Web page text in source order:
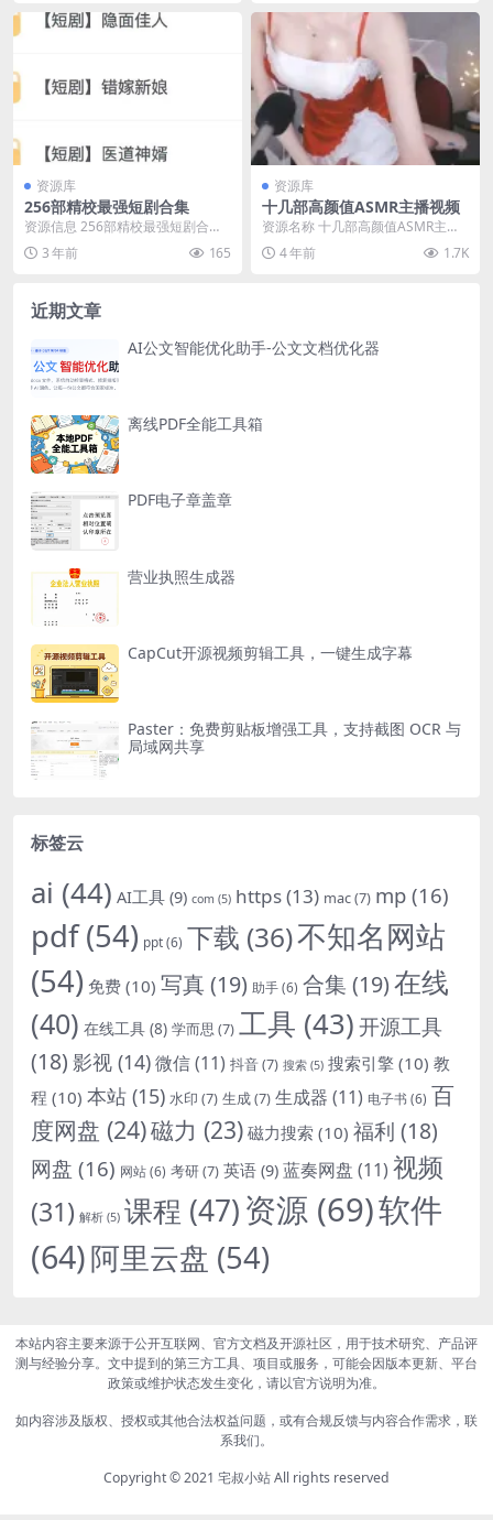
资源库
256部精校最强短剧合集
资源信息 256部精校最强短剧合集 ,
总计1TB ,一次性看个爽，夸克网盘
资源下...
3 年前 165
资源库
十几部高颜值ASMR主播视频
资源名称 十几部高颜值ASMR主播
视频 资源链接 阿里云盘
4 年前 1.7K
近期文章
AI公文智能优化助手-公文文档优化器
离线PDF全能工具箱
PDF电子章盖章
营业执照生成器
CapCut开源视频剪辑工具，一键生成字幕
Paster：免费剪贴板增强工具，支持截图 OCR 与
局域网共享
标签云
ai (44) AI工具 (9) com (5) https(13) mac(7) mp (16)
pdf(54) ppt(6) 下载 (36)不知名网站
(54) 免费 (10) 写真 (19) 助手(6) 合集 (19)在线
(40) 在线工具 (8) 学而思 (7) 工具 (43)开源工具
(18) 影视 (14)微信(11) 抖音(7) 搜索 (5) 搜索引擎 (10) 教
程 (10) 本站 (15) 水印 (7) 生成(7) 生成器 (11) 电子书(6) 百
度网盘 (24)磁力 (23) 磁力搜索 (10) 福利 (18)
网盘 (16) 网站(6) 考研(7) 英语 (9) 蓝奏网盘 (11) 视频
(31) 解析 (5) 课程 (47)资源 (69)软件
(64)阿里云盘 (54)
本站内容主要来源于公开互联网、官方文档及开源社区，用于技术研究、产品评
测与经验分享。文中提到的第三方工具、项目或服务，可能会因版本更新、平台
政策或维护状态发生变化，请以官方说明为准。
如内容涉及版权、授权或其他合法权益问题，或有合规反馈与内容合作需求，联
系我们。
Copyright © 2021 宅叔小站All rights reserved